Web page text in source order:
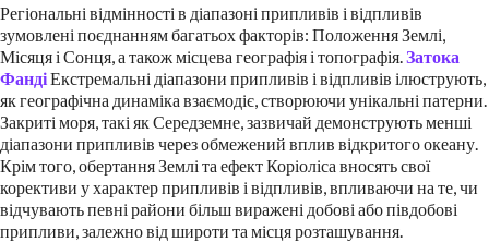
Регіональні відмінності в діапазоні припливів і відпливів
зумовлені поєднанням багатьох факторів: Положення Землі,
Місяця і Сонця, а також місцева географія і топографія.Затока
ФандіЕкстремальні діапазони припливів і відпливів ілюструють,
як географічна динаміка взаємодіє, створюючи унікальні патерни.
Закриті моря, такі як Середземне, зазвичай демонструють менші
діапазони припливів через обмежений вплив відкритого океану.
Крім того, обертання Землі та ефект Коріоліса вносять свої
корективи у характер припливів і відпливів, впливаючи на те, чи
відчувають певні райони більш виражені добові або півдобові
припливи, залежно від широти та місця розташування.